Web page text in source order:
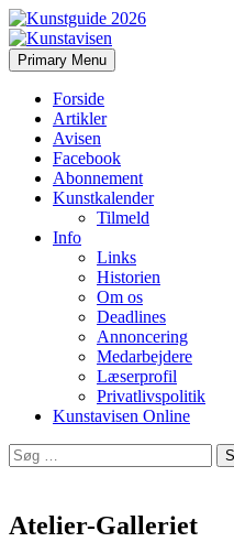
Kunstavisen
Search
Primary Menu Skip
to
Forside
Artikler
Avisen
Facebook
Abonnement
Kunstkalender
Tilmeld
Info
Links
Historien
Om os
Deadlines
Annoncering
Medarbejdere
Læserprofil
Privatlivspolitik
Kunstavisen Online
Search
for:
Atelier-Galleriet